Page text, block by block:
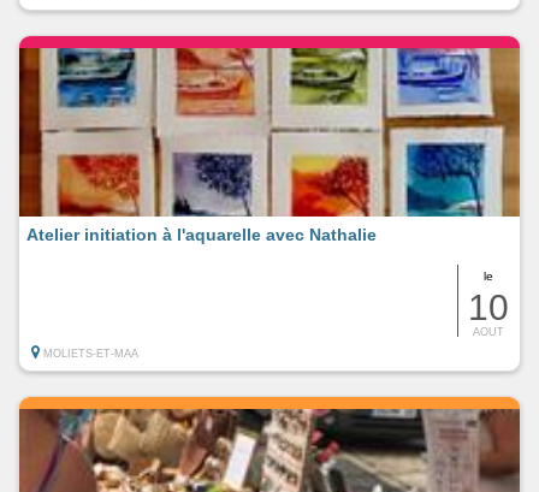
le
10
AOUT
Atelier initiation à l'aquarelle avec Nathalie
MOLIETS-ET-MAA